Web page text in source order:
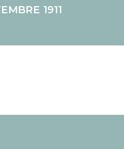
1911